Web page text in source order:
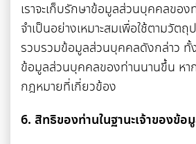
เราจะเก็บรักษาข้อมูลส่วนบุคคลของท่
จำเป็นอย่างเหมาะสมเพื่อใช้ตามวัตถุ
รวบรวมข้อมูลส่วนบุคคลดังกล่าว ทั้ง
ข้อมูลส่วนบุคคลของท่านนานขึ้น หา
กฎหมายที่เกี่ยวข้อง
6. สิทธิของท่านในฐานะเจ้าของข้